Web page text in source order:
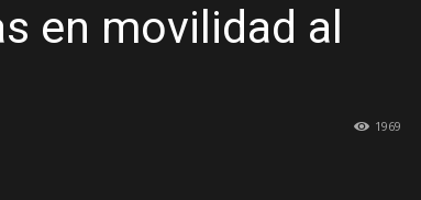
en movilidad al
1969